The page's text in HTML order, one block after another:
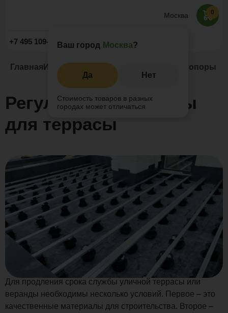
Москва
Ваш город Москва?
Да Нет
Стоимость товаров в разных
городах может отличаться
+7 495 109-52-09 Заказать звонок
0
Главная Информация Статьи Регулируемые опоры
Регулируемые опоры
для террасы
Для продления срока службы уличной террасы или
веранды необходимы несколько условий. Первое – это
качественные материалы для строительства. Второе –